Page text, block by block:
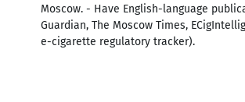
Moscow. - Have English-language
Guardian, The Moscow Times,
e-cigarette regulatory tracker).